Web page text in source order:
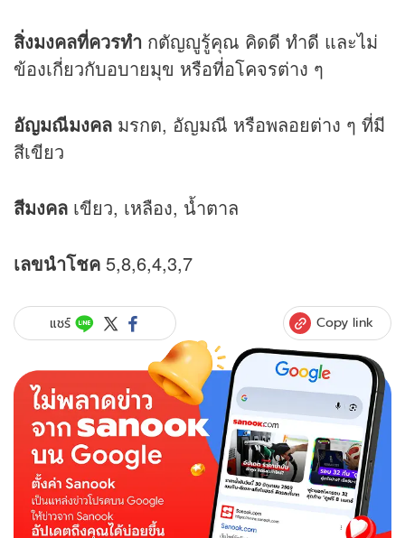
สิ่งมงคลที่ควรทำ กตัญญูรู้คุณ คิดดี ทำดี และไม่
ข้องเกี่ยวกับอบายมุข หรือที่อโคจรต่าง ๆ
อัญมณีมงคล มรกต, อัญมณี หรือพลอยต่าง ๆ ที่มี
สีเขียว
สีมงคล เขียว, เหลือง, น้ำตาล
เลขนำโชค 5,8,6,4,3,7
แชร์ Copy link